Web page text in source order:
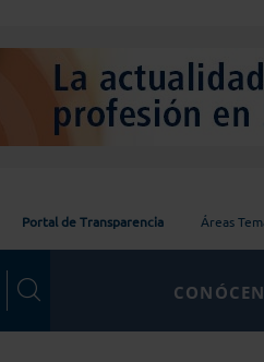
Portal de Transparencia Áreas